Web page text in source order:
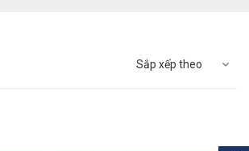
Sắp xếp theo